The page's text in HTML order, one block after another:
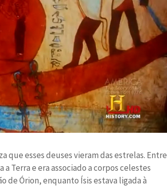
que esses deuses vieram das estrelas. Entre
Terra e era associado a corpos celestes
de Órion, enquanto Ísis estava ligada à